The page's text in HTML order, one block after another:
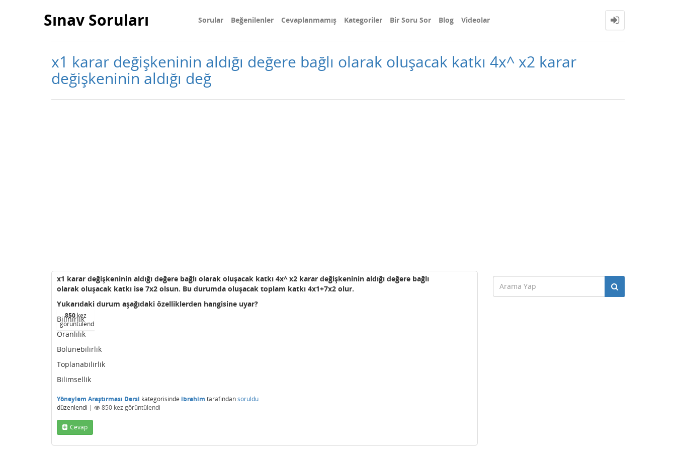
Sınav Soruları Sorular Beğenilenler Cevaplanmamış Kategoriler Bir Soru Sor Blog Videolar
x1 karar değişkeninin aldığı değere bağlı olarak oluşacak katkı 4x^ x2 karar
değişkeninin aldığı değ
850 kez
görüntülendi
x1 karar değişkeninin aldığı değere bağlı olarak oluşacak katkı 4x^ x2 karar değişkeninin aldığı değere bağlı
olarak oluşacak katkı ise 7x2 olsun. Bu durumda oluşacak toplam katkı 4x1+7x2 olur.
Yukarıdaki durum aşağıdaki özelliklerden hangisine uyar?
Bilinirlik
Oranlılık
Bölünebilirlik
Toplanabilirlik
Bilimsellik
Yöneylem Araştırması Dersi kategorisinde ibrahim tarafındansoruldu
düzenlendi | 850 kez görüntülendi
Cevap